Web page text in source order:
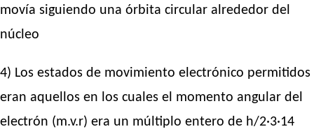
movía siguiendo una órbita circular alrededor del
núcleo
4) Los estados de movimiento electrónico permitidos
eran aquellos en los cuales el momento angular del
electrón (m.v.r) era un múltiplo entero de h/2·3·14